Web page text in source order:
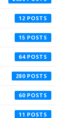
12
15
64
280
60
11